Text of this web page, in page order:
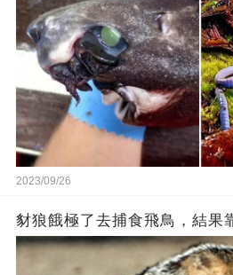
2023/09/26
豺狼餓極了去捕食飛鳥，結果